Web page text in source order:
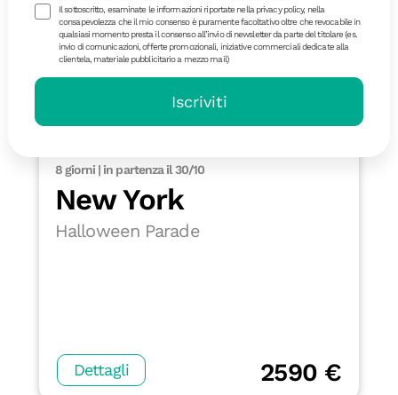
8 giorni | in partenza il 30/10
New York
Halloween Parade
Dettagli 2590 €
Il sottoscritto, esaminate le informazioni riportate nella privacy policy, nella
consapevolezza che il mio consenso è puramente facoltativo oltre che revocabile in
qualsiasi momento presta il consenso all’invio di newsletter da parte del titolare (es.
invio di comunicazioni, offerte promozionali, iniziative commerciali dedicate alla
clientela, materiale pubblicitario a mezzo mail)
Iscriviti